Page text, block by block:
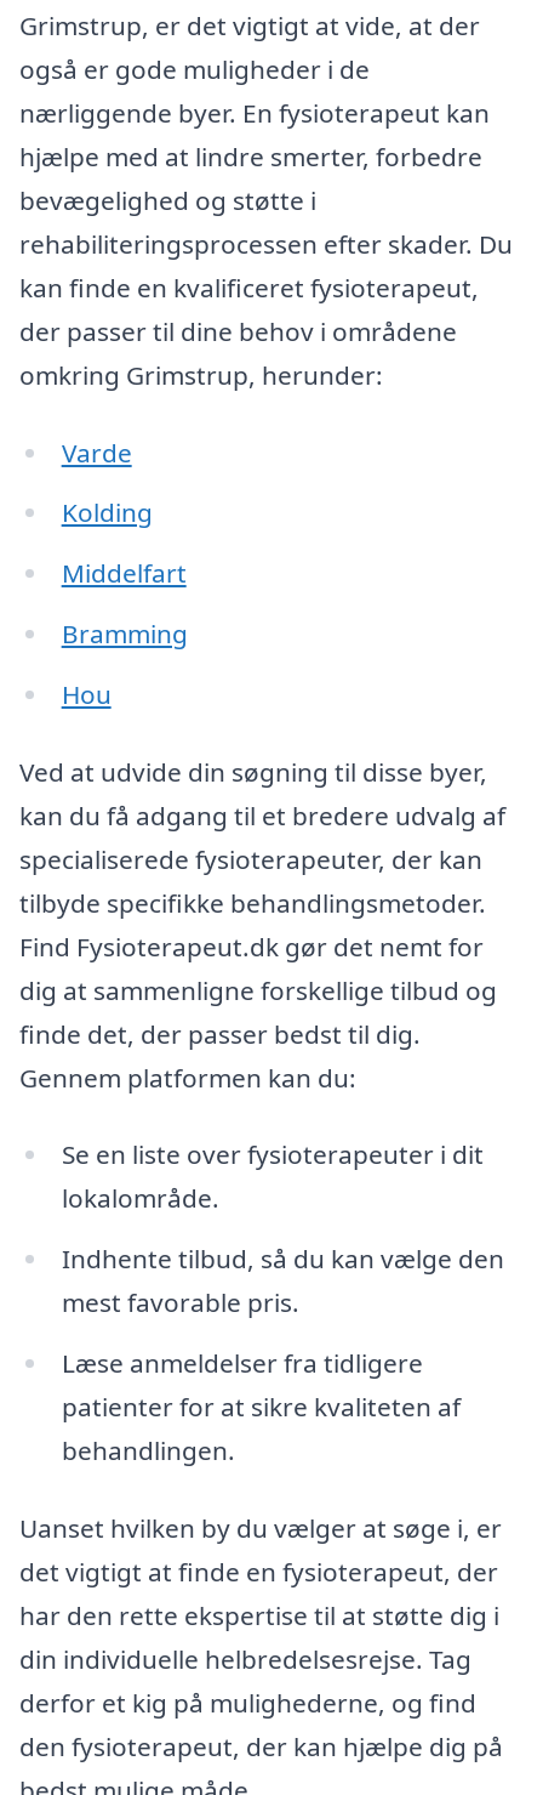
Grimstrup, er det vigtigt at vide, at der
også er gode muligheder i de
nærliggende byer. En fysioterapeut kan
hjælpe med at lindre smerter, forbedre
bevægelighed og støtte i
rehabiliteringsprocessen efter skader. Du
kan finde en kvalificeret fysioterapeut,
der passer til dine behov i områdene
omkring Grimstrup, herunder:
Varde
Kolding
Middelfart
Bramming
Hou
Ved at udvide din søgning til disse byer,
kan du få adgang til et bredere udvalg af
specialiserede fysioterapeuter, der kan
tilbyde specifikke behandlingsmetoder.
Find Fysioterapeut.dk gør det nemt for
dig at sammenligne forskellige tilbud og
finde det, der passer bedst til dig.
Gennem platformen kan du:
Se en liste over fysioterapeuter i dit
lokalområde.
Indhente tilbud, så du kan vælge den
mest favorable pris.
Læse anmeldelser fra tidligere
patienter for at sikre kvaliteten af
behandlingen.
Uanset hvilken by du vælger at søge i, er
det vigtigt at finde en fysioterapeut, der
har den rette ekspertise til at støtte dig i
din individuelle helbredelsesrejse. Tag
derfor et kig på mulighederne, og find
den fysioterapeut, der kan hjælpe dig på